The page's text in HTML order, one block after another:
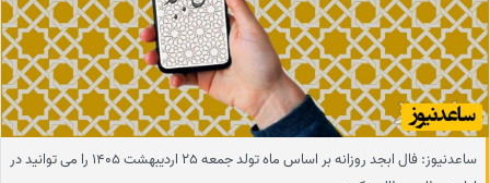
ساعدنیوز: فال ابجد روزانه بر اساس ماه تولد جمعه 25 اردیبهشت 1405 را می توانید در